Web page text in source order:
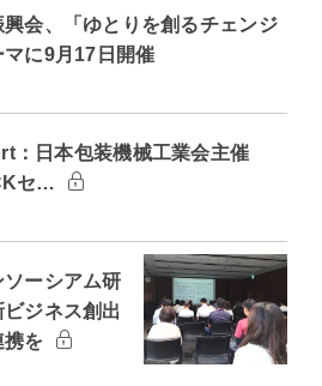
会、「ゆとりを創るチェンジ
マに9月17日開催
：日本包装機械工業会主催
セ…
ソーシアム研
ジネス創出
を